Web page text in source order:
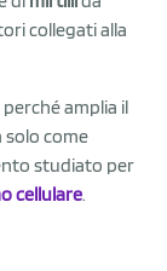
collegati alla
amplia il
solo come
studiato per
cellulare.